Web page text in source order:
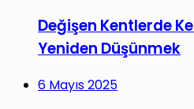
Değişen Kentlerde
Yeniden Düşünmek
6 Mayıs 2025